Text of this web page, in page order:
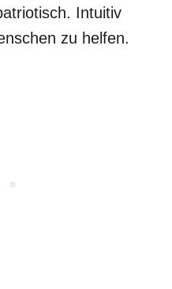
Intuitiv
zu helfen.